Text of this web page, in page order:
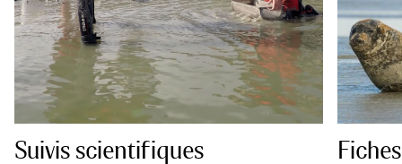
Suivis scientifiques